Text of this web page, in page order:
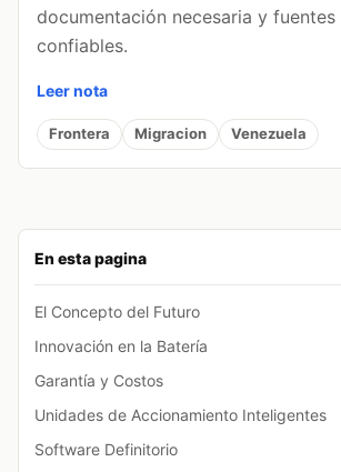
En esta pagina
El Concepto del Futuro
Innovación en la Batería
Garantía y Costos
Unidades de Accionamiento Inteligentes
Software Definitorio
documentación necesaria y
confiables.
Leer nota
Frontera Migracion Venezuela